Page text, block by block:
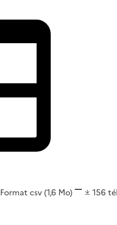
Format csv(1,6 Mo) 156